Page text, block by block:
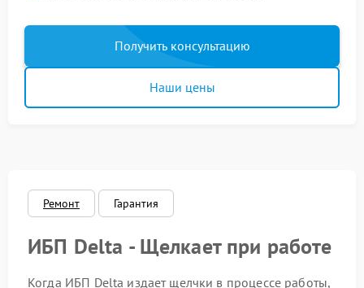
Получить консультацию
Наши цены
Ремонт Гарантия
ИБП Delta - Щелкает при работе
Когда ИБП Delta издает щелчки в процессе работы,